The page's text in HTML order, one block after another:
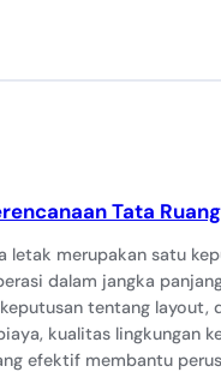
Tata
letak merupakan satu
dalam jangka
tentang layout,
kualitas lingkungan
efektif membantu